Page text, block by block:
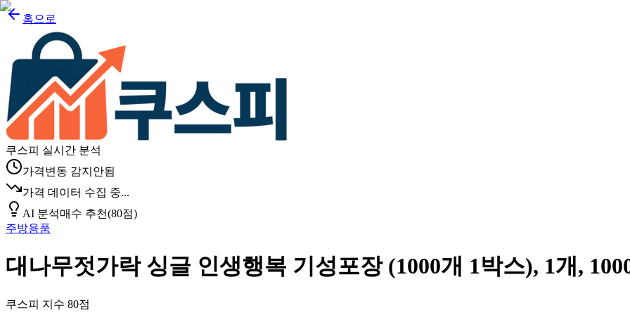
홈으로
쿠스피 실시간 분석
가격변동 감지안됨
가격 데이터 수집 중...
AI 분석매수 추천(80점)
주방용품
대나무젓가락 싱글 인생행복 기성포장 (1000개 1박스), 1개,
쿠스피 지수 80점